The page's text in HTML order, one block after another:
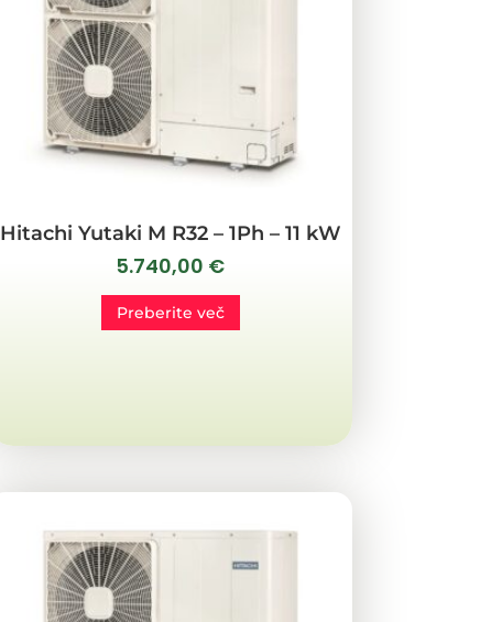
Hitachi Yutaki M R32 – 1Ph – 11 kW
5.740,00 €
Preberite več